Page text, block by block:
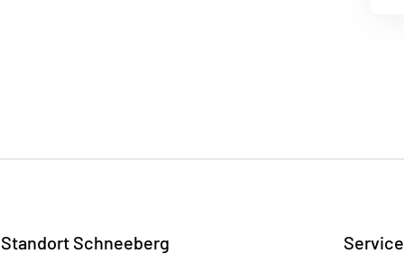
Standort Schneeberg Service